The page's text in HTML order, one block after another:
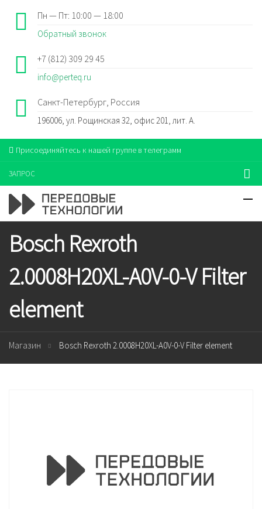
Пн — Пт: 10:00 — 18:00
Обратный звонок
+7 (812) 309 29 45
info@perteq.ru
Санкт-Петербург, Россия
196006, ул. Рощинская 32, офис 201, лит. А.
Присоединяйтесь к нашей группе в телеграмм
ЗАПРОС
Bosch Rexroth
2.0008H20XL-A0V-0-V Filter
element
Магазин Bosch Rexroth 2.0008H20XL-A0V-0-V Filter element